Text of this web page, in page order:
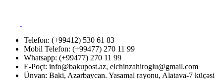
Telefon: (+99412) 530 61 83
Mobil Telefon: (+99477) 270 11 99
Whatsapp: (+99477) 270 11 99
E-Poçt: info@bakupost.az, elchinzahiroglu@gmail.com
Ünvan: Baki, Azərbaycan. Yasamal rayonu, Alatava-7 küçəsi